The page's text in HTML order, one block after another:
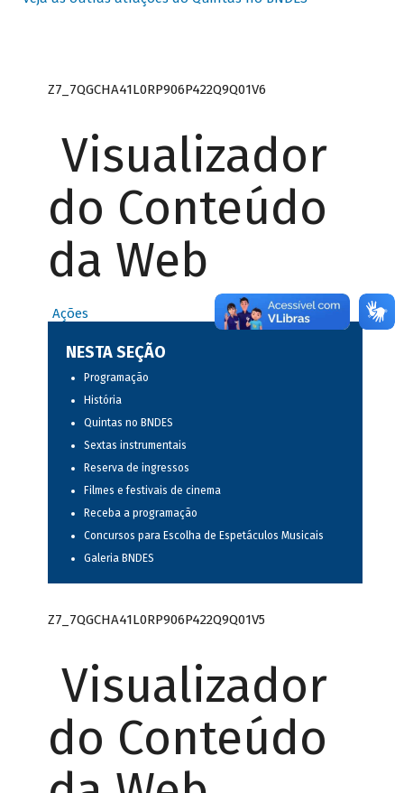
Z7_7QGCHA41L0RP906P422Q9Q01V6
Visualizador
do Conteúdo
da Web
Ações
NESTA SEÇÃO
Programação
História
Quintas no BNDES
Sextas instrumentais
Reserva de ingressos
Filmes e festivais de cinema
Receba a programação
Concursos para Escolha de Espetáculos Musicais
Galeria BNDES
Z7_7QGCHA41L0RP906P422Q9Q01V5
Visualizador
do Conteúdo